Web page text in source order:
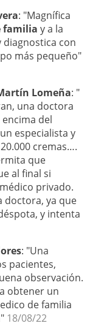
: "Magnífica
familia y a la
diagnostica con
más pequeño"
Lomeña: "
una doctora
del
especialista y
cremas….
que
al final si
privado.
doctora, ya que
y intenta
: "Una
pacientes,
observación.
obtener un
de familia
18/08/22